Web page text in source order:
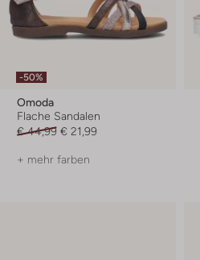
-50%
Omoda
Flache Sandalen
€ 44,99 € 21,99
+ mehr farben